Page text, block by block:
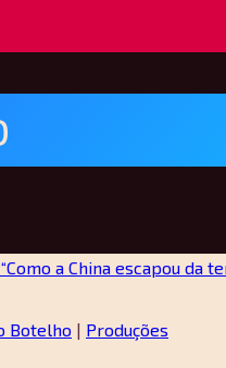
Botelho | Produções